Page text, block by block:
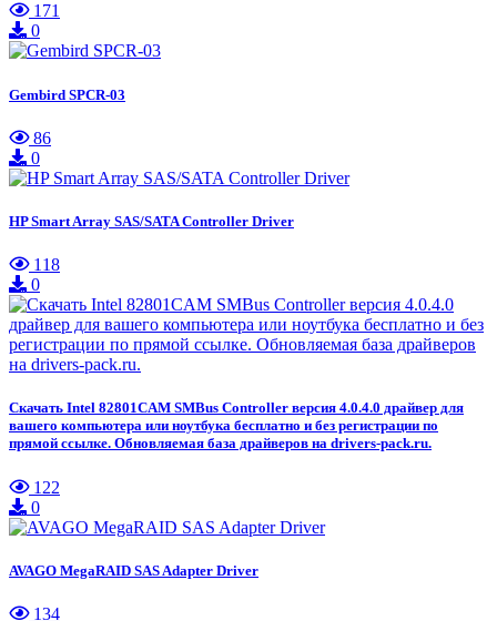
171
0
Gembird SPCR-03
86
0
HP Smart Array SAS/SATA Controller Driver
118
0
Скачать Intel 82801CAM SMBus Controller версия 4.0.4.0 драйвер для
вашего компьютера или ноутбука бесплатно и без регистрации по
прямой ссылке. Обновляемая база драйверов на drivers-pack.ru.
122
0
AVAGO MegaRAID SAS Adapter Driver
134